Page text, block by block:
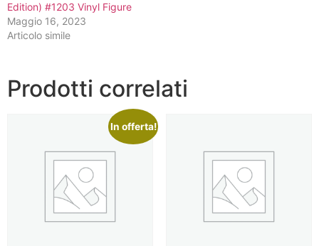
Edition) #1203 Vinyl Figure
Maggio 16, 2023
Articolo simile
Prodotti correlati
In offerta!